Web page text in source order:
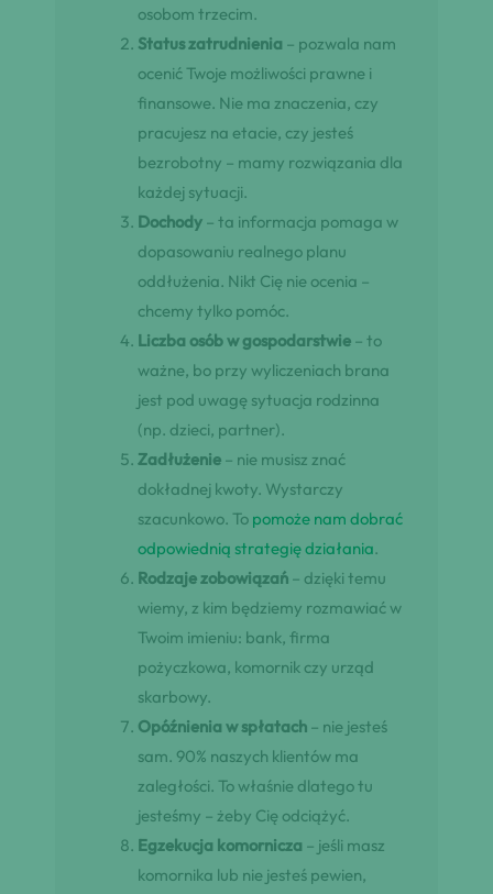
osobom trzecim.
Status zatrudnienia – pozwala nam
ocenić Twoje możliwości prawne i
finansowe. Nie ma znaczenia, czy
pracujesz na etacie, czy jesteś
bezrobotny – mamy rozwiązania dla
każdej sytuacji.
Dochody – ta informacja pomaga w
dopasowaniu realnego planu
oddłużenia. Nikt Cię nie ocenia –
chcemy tylko pomóc.
Liczba osób w gospodarstwie – to
ważne, bo przy wyliczeniach brana
jest pod uwagę sytuacja rodzinna
(np. dzieci, partner).
Zadłużenie – nie musisz znać
dokładnej kwoty. Wystarczy
szacunkowo. To pomoże nam dobrać
odpowiednią strategię działania.
Rodzaje zobowiązań – dzięki temu
wiemy, z kim będziemy rozmawiać w
Twoim imieniu: bank, firma
pożyczkowa, komornik czy urząd
skarbowy.
Opóźnienia w spłatach – nie jesteś
sam. 90% naszych klientów ma
zaległości. To właśnie dlatego tu
jesteśmy – żeby Cię odciążyć.
Egzekucja komornicza – jeśli masz
komornika lub nie jesteś pewien,